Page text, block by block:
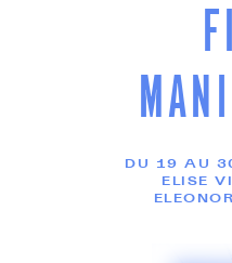
DU 19 AU
ELISE